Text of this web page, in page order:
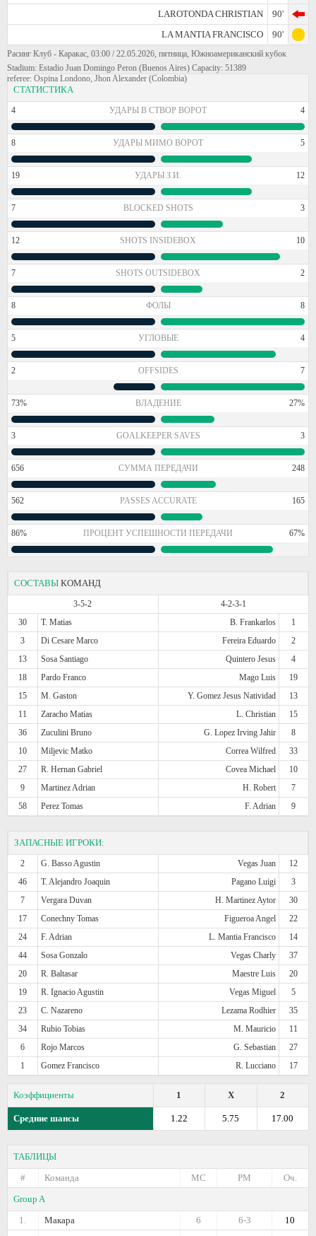
LAROTONDA CHRISTIAN
90'
LA MANTIA FRANCISCO
90'
Расинг Клуб - Каракас, 03:00 / 22.05.2026, пятница, Южноамериканский кубок
Stadium: Estadio Juan Domingo Peron (Buenos Aires) Capacity: 51389
referee: Ospina Londono, Jhon Alexander (Colombia)
СТАТИСТИКА
4 УДАРЫ В СТВОР ВОРОТ 4
8 УДАРЫ МИМО ВОРОТ 5
19 УДАРЫ З.И. 12
7 BLOCKED SHOTS 3
12 SHOTS INSIDEBOX 10
7 SHOTS OUTSIDEBOX 2
8 ФОЛЫ 8
5 УГЛОВЫЕ 4
2 OFFSIDES 7
73% ВЛАДЕНИЕ 27%
3 GOALKEEPER SAVES 3
656 СУММА ПЕРЕДАЧИ 248
562 PASSES ACCURATE 165
86% ПРОЦЕНТ УСПЕШНОСТИ ПЕРЕДАЧИ 67%
СОСТАВЫ КОМАНД
3-5-2
4-2-3-1
30
T. Matias B. Frankarlos
1
3
Di Cesare Marco Fereira Eduardo
2
13
Sosa Santiago Quintero Jesus
4
18
Pardo Franco Mago Luis
19
15
M. Gaston Y. Gomez Jesus Natividad
13
11
Zaracho Matias L. Christian
15
36
Zuculini Bruno G. Lopez Irving Jahir
8
10
Miljevic Matko Correa Wilfred
33
27
R. Hernan Gabriel Covea Michael
10
9
Martinez Adrian H. Robert
7
58
Perez Tomas F. Adrian 9
ЗАПАСНЫЕ ИГРОКИ:
2 G. Basso Agustin Vegas Juan
12
46
T. Alejandro Joaquin Pagano Luigi
3
7
Vergara Duvan H. Martinez Aytor
30
17
Conechny Tomas Figueroa Angel
22
24
F. Adrian L. Mantia Francisco
14
44
Sosa Gonzalo Vegas Charly
37
20
R. Baltasar Maestre Luis
20
19
R. Ignacio Agustin Vegas Miguel
5
23
C. Nazareno Lezama Rodhier
35
34
Rubio Tobias M. Mauricio
11
6
Rojo Marcos G. Sebastian
27
1
Gomez Francisco R. Lucciano 17
Коэффициенты 2
X
1
Средние шансы 17.00
5.75
1.22
ТАБЛИЦЫ
#
Команда Оч.
РМ
МС
Group A
1.
Макара 10
6-3
6